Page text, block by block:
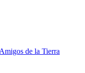
de la Tierra